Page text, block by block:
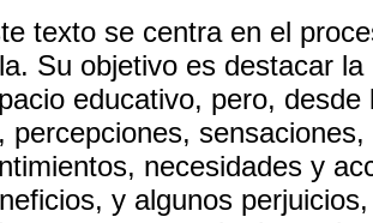
texto se centra en el
Su objetivo es destacar
educativo, pero,
percepciones,
necesidades y
y algunos